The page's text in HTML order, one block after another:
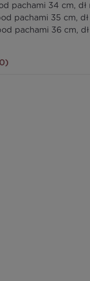
pachami 34 cm,
pachami 35 cm,
pachami 36 cm,